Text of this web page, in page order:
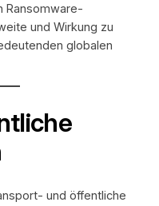
Ransomware-
und Wirkung zu
globalen
und öffentliche